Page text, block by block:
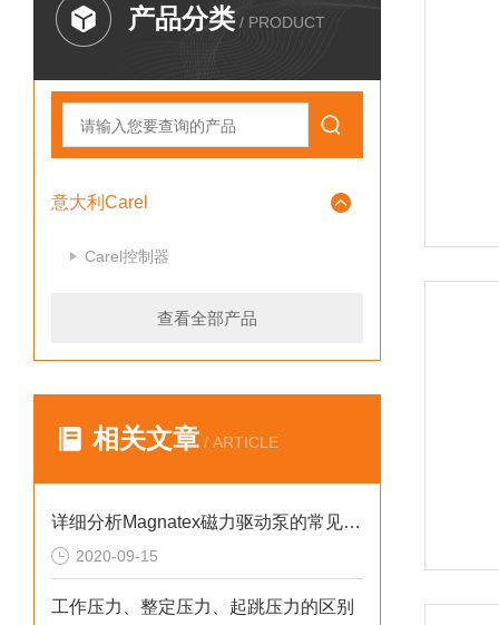
产品分类 / PRODUCT
意大利Carel
Carel控制器
查看全部产品
相关文章 / ARTICLE
详细分析Magnatex磁力驱动泵的常见故障与排除方法
2020-09-15
工作压力、整定压力、起跳压力的区别